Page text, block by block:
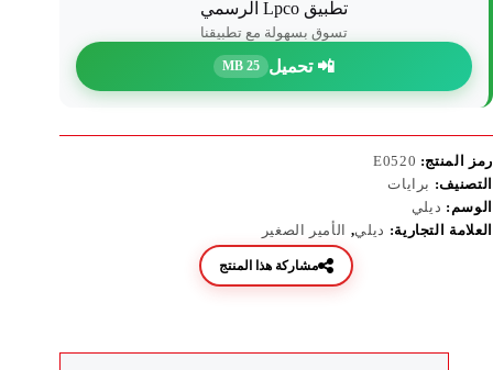
تطبيق Lpco الرسمي
تسوق بسهولة مع تطبيقنا
📲 تحميل 25 MB
رمز المنتج: E0520
التصنيف: برايات
الوسم: ديلي
العلامة التجارية: ديلي, الأمير الصغير
مشاركة هذا المنتج